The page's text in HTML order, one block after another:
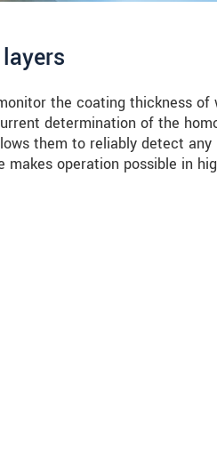
the coating thickness
determination of the
them to reliably detect any
operation possible in